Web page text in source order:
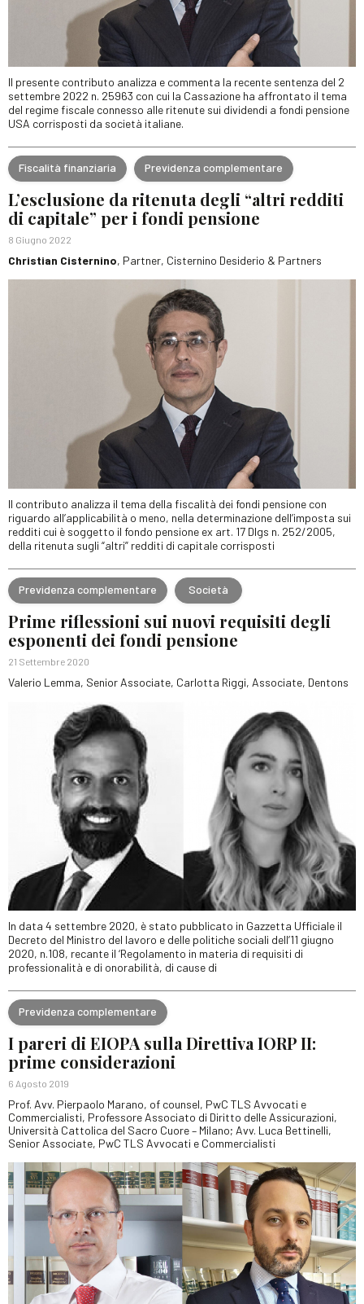
Il presente contributo analizza e commenta la recente sentenza del 2
settembre 2022 n. 25963 con cui la Cassazione ha affrontato il tema
del regime fiscale connesso alle ritenute sui dividendi a fondi pensione
USA corrisposti da società italiane.
Fiscalità finanziaria Previdenza complementare
L’esclusione da ritenuta degli “altri redditi
di capitale” per i fondi pensione
8 Giugno 2022
Christian Cisternino, Partner, Cisternino Desiderio & Partners
Il contributo analizza il tema della fiscalità dei fondi pensione con
riguardo all’applicabilità o meno, nella determinazione dell’imposta sui
redditi cui è soggetto il fondo pensione ex art. 17 Dlgs n. 252/2005,
della ritenuta sugli “altri” redditi di capitale corrisposti
Previdenza complementare Società
Prime riflessioni sui nuovi requisiti degli
esponenti dei fondi pensione
21 Settembre 2020
Valerio Lemma, Senior Associate, Carlotta Riggi, Associate, Dentons
In data 4 settembre 2020, è stato pubblicato in Gazzetta Ufficiale il
Decreto del Ministro del lavoro e delle politiche sociali dell’11 giugno
2020, n.108, recante il ‘Regolamento in materia di requisiti di
professionalità e di onorabilità, di cause di
Previdenza complementare
I pareri di EIOPA sulla Direttiva IORP II:
prime considerazioni
6 Agosto 2019
Prof. Avv. Pierpaolo Marano, of counsel, PwC TLS Avvocati e
Commercialisti, Professore Associato di Diritto delle Assicurazioni,
Università Cattolica del Sacro Cuore – Milano; Avv. Luca Bettinelli,
Senior Associate, PwC TLS Avvocati e Commercialisti